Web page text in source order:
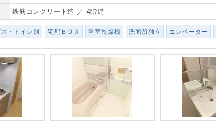
鉄筋コンクリート造 ／ 4階建
ス・トイレ別 宅配ＢＯＸ 浴室乾燥機 洗面所独立 エレベーター